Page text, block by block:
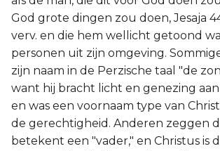
God grote dingen zou doen, Jesaja
verv. en die hem wellicht getoond
personen uit zijn omgeving.
zijn naam in de Perzische taal "de
want hij bracht licht en genezing
en was een voornaam type van
de gerechtigheid. Anderen zeggen
betekent een "vader," en Christus is